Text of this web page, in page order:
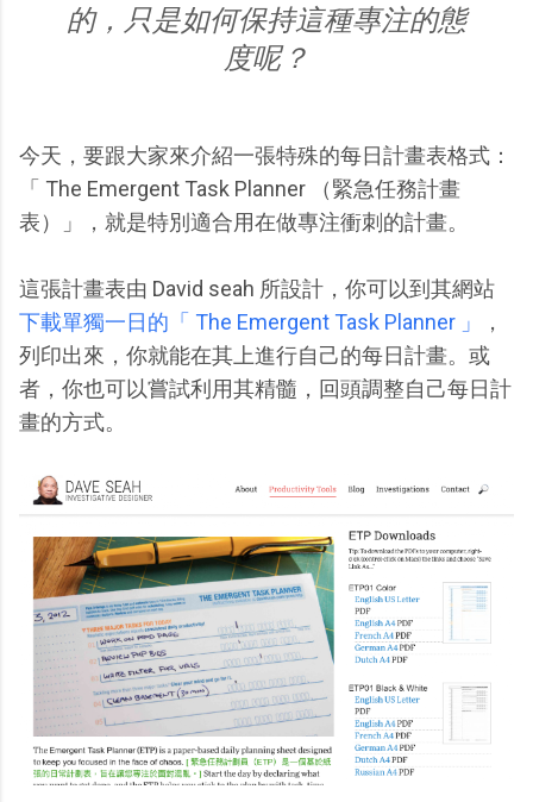
的，只是如何保持這種專注的態
度呢？
今天，要跟大家來介紹一張特殊的每日計畫表格式：
「 The Emergent Task Planner （緊急任務計畫
表）」，就是特別適合用在做專注衝刺的計畫。
這張計畫表由 David seah 所設計，你可以到其網站
下載單獨一日的「 The Emergent Task Planner 」
，
列印出來，你就能在其上進行自己的每日計畫。或
者，你也可以嘗試利用其精髓，回頭調整自己每日計
畫的方式。